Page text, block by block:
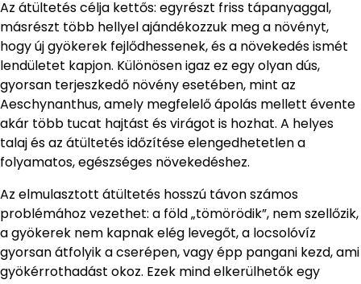
Az átültetés célja kettős: egyrészt friss tápanyaggal,
másrészt több hellyel ajándékozzuk meg a növényt,
hogy új gyökerek fejlődhessenek, és a növekedés ismét
lendületet kapjon. Különösen igaz ez egy olyan dús,
gyorsan terjeszkedő növény esetében, mint az
Aeschynanthus, amely megfelelő ápolás mellett évente
akár több tucat hajtást és virágot is hozhat. A helyes
talaj és az átültetés időzítése elengedhetetlen a
folyamatos, egészséges növekedéshez.
Az elmulasztott átültetés hosszú távon számos
problémához vezethet: a föld „tömörödik”, nem szellőzik,
a gyökerek nem kapnak elég levegőt, a locsolóvíz
gyorsan átfolyik a cserépen, vagy épp pangani kezd, ami
gyökérrothadást okoz. Ezek mind elkerülhetők egy